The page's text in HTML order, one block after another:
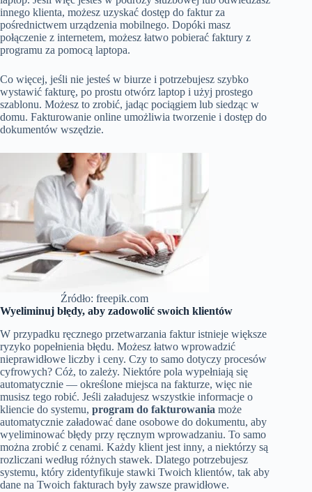
innego klienta, możesz uzyskać dostęp do faktur za
pośrednictwem urządzenia mobilnego. Dopóki masz
połączenie z internetem, możesz łatwo pobierać faktury z
programu za pomocą laptopa.
Co więcej, jeśli nie jesteś w biurze i potrzebujesz szybko
wystawić fakturę, po prostu otwórz laptop i użyj prostego
szablonu. Możesz to zrobić, jadąc pociągiem lub siedząc w
domu. Fakturowanie online umożliwia tworzenie i dostęp do
dokumentów wszędzie.
Źródło: freepik.com
Wyeliminuj błędy, aby zadowolić swoich klientów
W przypadku ręcznego przetwarzania faktur istnieje większe
ryzyko popełnienia błędu. Możesz łatwo wprowadzić
nieprawidłowe liczby i ceny. Czy to samo dotyczy procesów
cyfrowych? Cóż, to zależy. Niektóre pola wypełniają się
automatycznie — określone miejsca na fakturze, więc nie
musisz tego robić. Jeśli załadujesz wszystkie informacje o
kliencie do systemu, program do fakturowania może
automatycznie załadować dane osobowe do dokumentu, aby
wyeliminować błędy przy ręcznym wprowadzaniu. To samo
można zrobić z cenami. Każdy klient jest inny, a niektórzy są
rozliczani według różnych stawek. Dlatego potrzebujesz
systemu, który zidentyfikuje stawki Twoich klientów, tak aby
dane na Twoich fakturach były zawsze prawidłowe.